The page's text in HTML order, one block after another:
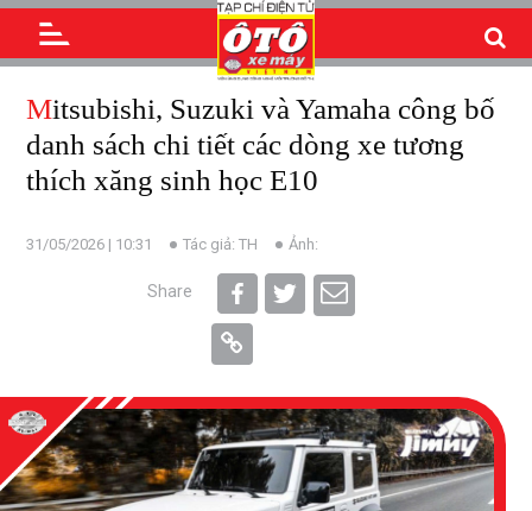
Mitsubishi, Suzuki và Yamaha công bố
danh sách chi tiết các dòng xe tương
thích xăng sinh học E10
31/05/2026 | 10:31 Tác giả: TH Ảnh:
Share